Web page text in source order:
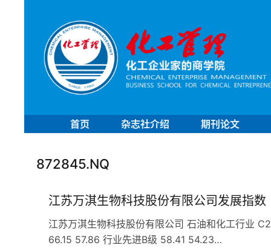
首页 杂志社介绍 期刊论文
872845.NQ
江苏万淇生物科技股份有限公司发展指数
江苏万淇生物科技股份有限公司 石油和化工行业
66.15 57.86 行业先进B级 58.41 54.23…